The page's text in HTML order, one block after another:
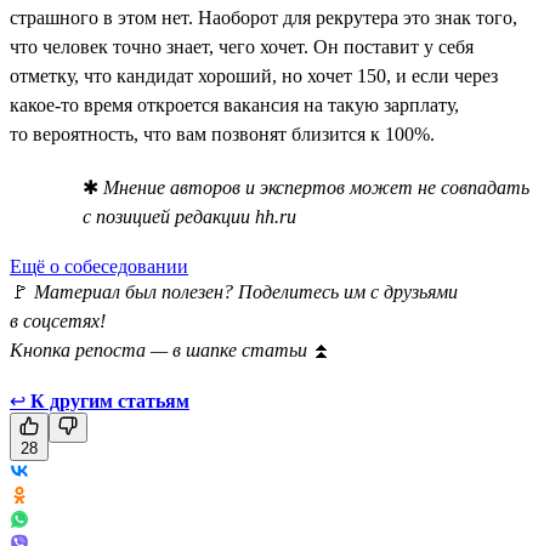
страшного в этом нет. Наоборот для рекрутера это знак того,
что человек точно знает, чего хочет. Он поставит у себя
отметку, что кандидат хороший, но хочет 150, и если через
какое-то время откроется вакансия на такую зарплату,
то вероятность, что вам позвонят близится к 100%.
✱ Мнение авторов и экспертов может не совпадать
с позицией редакции hh.ru
Ещё о собеседовании
🚩 Материал был полезен? Поделитесь им с друзьями
в соцсетях!
Кнопка репоста — в шапке статьи ⏫
↩ К другим статьям
28